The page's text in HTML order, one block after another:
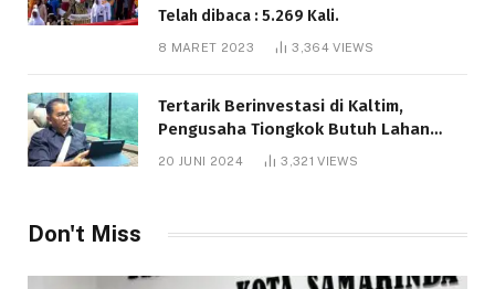
Telah dibaca : 5.269 Kali.
8 MARET 2023 3,364VIEWS
Tertarik Berinvestasi di Kaltim,
Pengusaha Tiongkok Butuh Lahan
1.000 Hektare
20 JUNI 2024 3,321VIEWS
Don't Miss